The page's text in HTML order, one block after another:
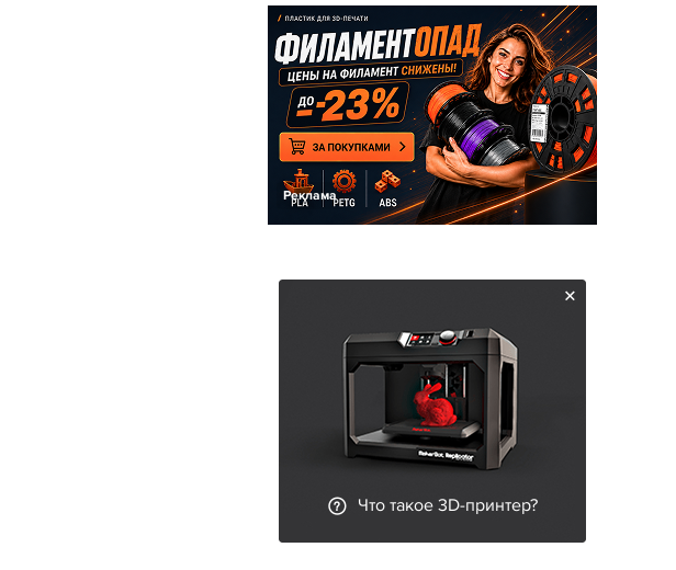
Реклама
Что такое 3D-принтер?